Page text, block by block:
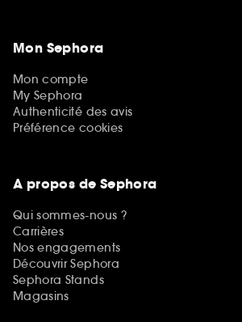
Mon Sephora
Mon compte
My Sephora
Authenticité des avis
Préférence cookies
A propos de Sephora
Qui sommes-nous ?
Carrières
Nos engagements
Découvrir Sephora
Sephora Stands
Magasins